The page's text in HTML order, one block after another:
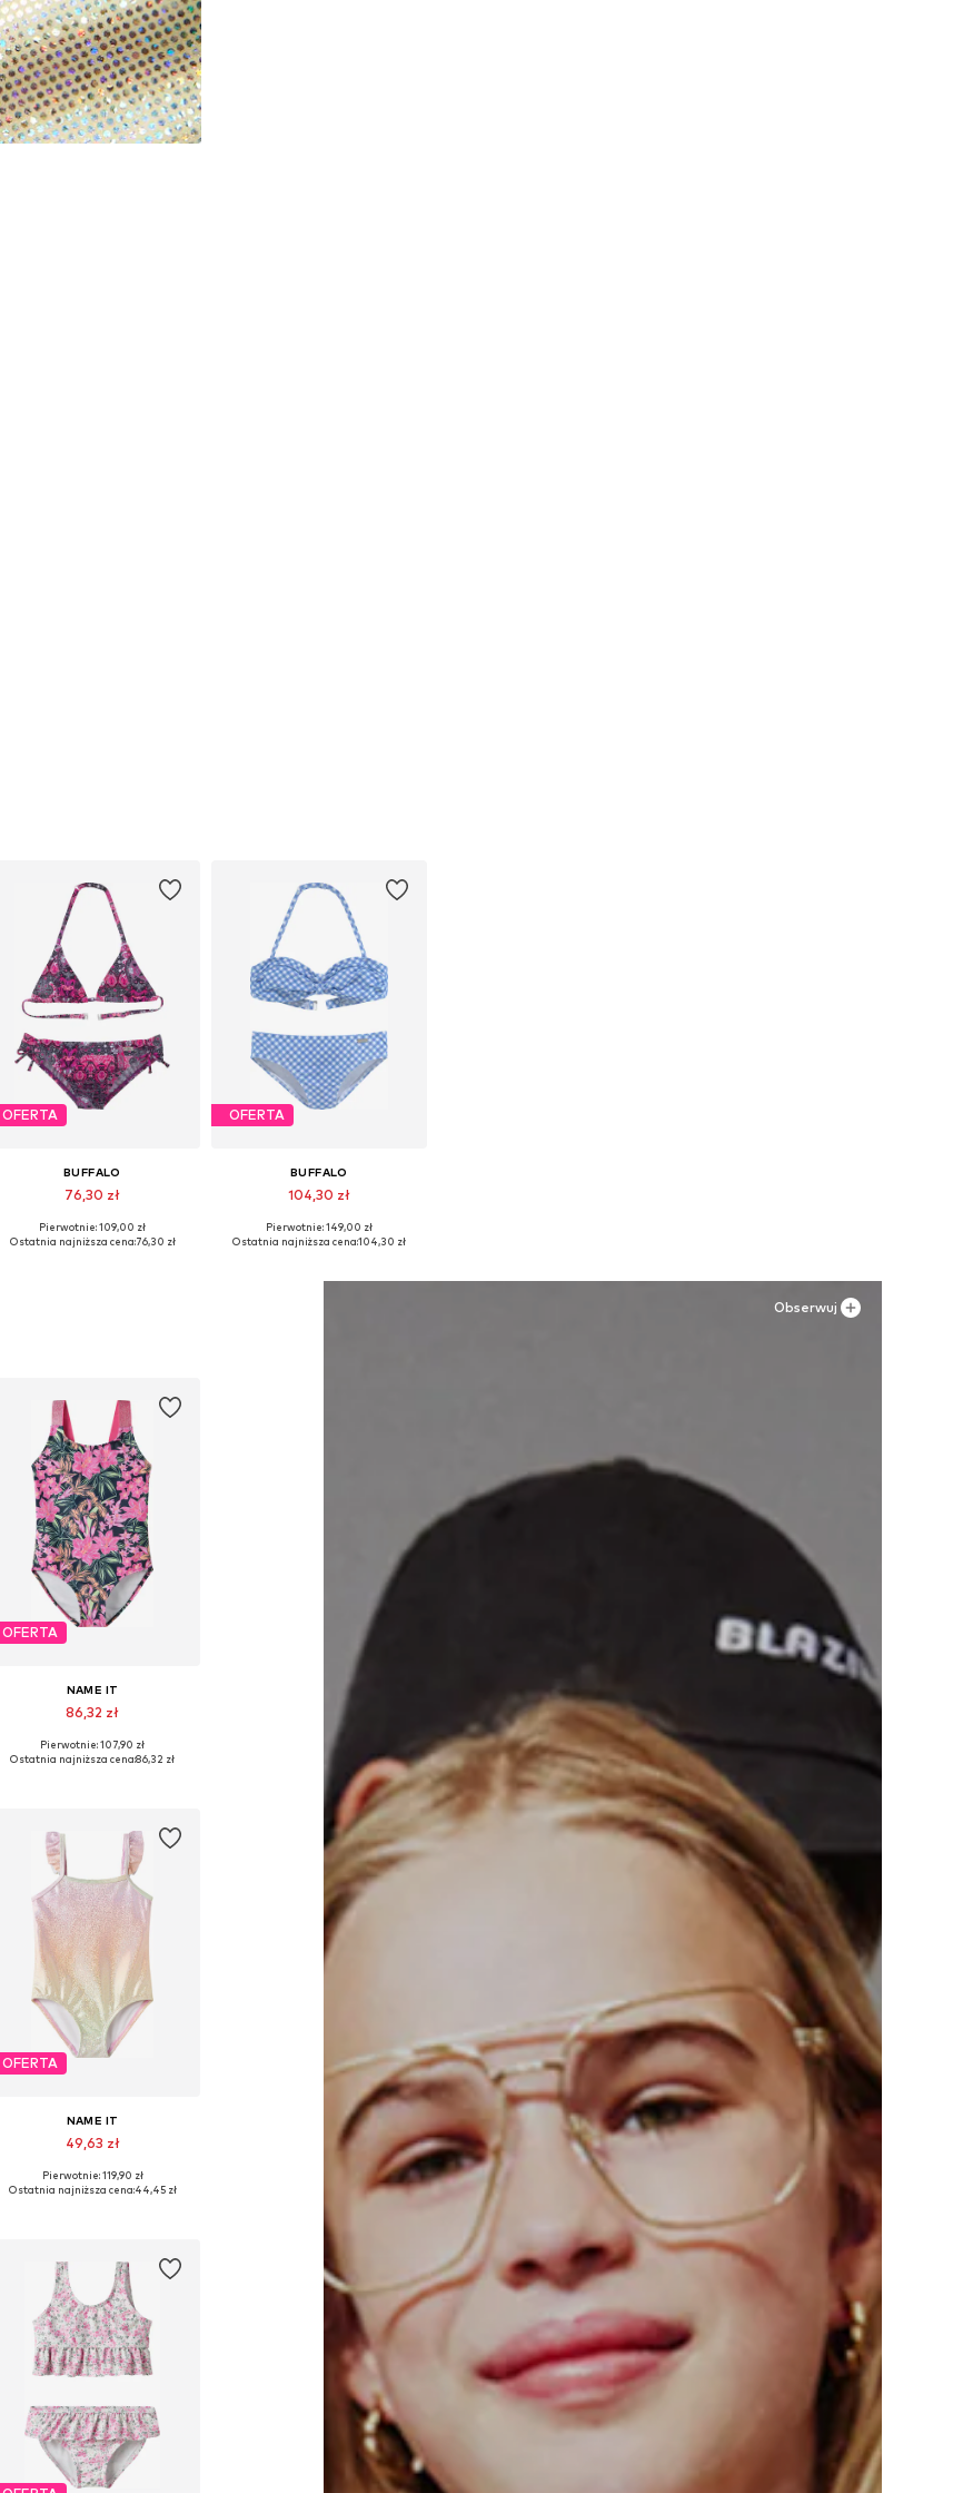
OFERTA
BUFFALO
76,30 zł
Pierwotnie: 109,00 zł
Ostatnia najniższa cena:76,30 zł
OFERTA
BUFFALO
104,30 zł
Dostępne w różnych rozmiarach
Pierwotnie: 149,00 zł
Ostatnia najniższa cena:104,30 zł
Obserwuj
OFERTA
NAME IT
86,32 zł
Pierwotnie: 107,90 zł
Ostatnia najniższa cena:86,32 zł
OFERTA
NAME IT
49,63 zł
Dostępne rozmiary: 86-92, 98-104
Pierwotnie: 119,90 zł
Ostatnia najniższa cena:44,45 zł